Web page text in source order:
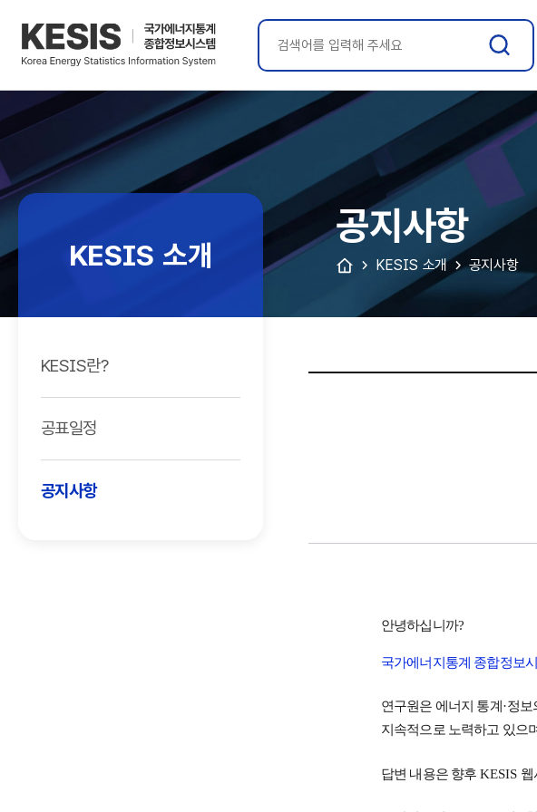
KESIS
국가에너지통계
종합정보시스템
공지사항
KESIS 소개 공지사항
KESIS 소개
KESIS란?
공표일정
공지사항
안녕하십니까?
국가에너지통계 종합정보
연구원은 에너지 통계 ·정보
지속적으로 노력하고 있으
답변 내용은 향후 KESIS 웹